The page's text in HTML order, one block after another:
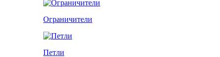
Ограничители
Петли